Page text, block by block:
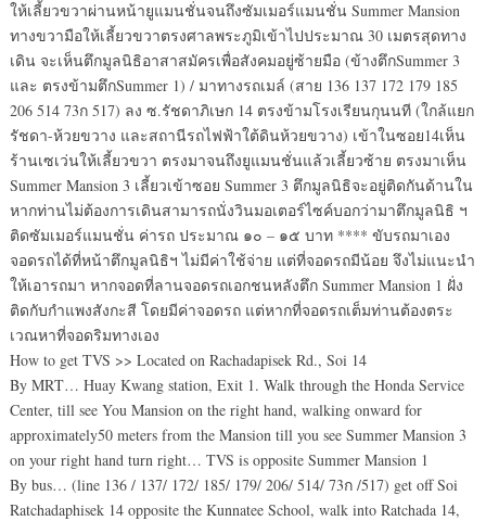
ให้เลี้ยวขวาผ่านหน้ายูแมนชั่นจนถึงซัมเมอร์แมนชั่น Summer Mansion
ทางขวามือให้เลี้ยวขวาตรงศาลพระภูมิเข้าไปประมาณ 30 เมตรสุดทาง
เดิน จะเห็นตึกมูลนิธิอาสาสมัครเพื่อสังคมอยู่ซ้ายมือ (ข้างตึกSummer 3
และ ตรงข้ามตึกSummer 1) / มาทางรถเมล์ (สาย 136 137 172 179 185
206 514 73ก 517) ลง ซ.รัชดาภิเษก 14 ตรงข้ามโรงเรียนกุนนที (ใกล้แยก
รัชดา-ห้วยขวาง และสถานีรถไฟฟ้าใต้ดินห้วยขวาง) เข้าในซอย14เห็น
ร้านเซเว่นให้เลี้ยวขวา ตรงมาจนถึงยูแมนชั่นแล้วเลี้ยวซ้าย ตรงมาเห็น
Summer Mansion 3 เลี้ยวเข้าซอย Summer 3 ตึกมูลนิธิจะอยู่ติดกันด้านใน
หากท่านไม่ต้องการเดินสามารถนั่งวินมอเตอร์ไซค์บอกว่ามาตึกมูลนิธิ ฯ
ติดซัมเมอร์แมนชั่น ค่ารถ ประมาณ ๑๐ – ๑๕ บาท **** ขับรถมาเอง
จอดรถได้ที่หน้าตึกมูลนิธิฯ ไม่มีค่าใช้จ่าย แต่ที่จอดรถมีน้อย จึงไม่แนะนำ
ให้เอารถมา หากจอดที่ลานจอดรถเอกชนหลังตึก Summer Mansion 1 ฝั่ง
ติดกับกำแพงสังกะสี โดยมีค่าจอดรถ แต่หากที่จอดรถเต็มท่านต้องตระ
เวณหาที่จอดริมทางเอง
How to get TVS >> Located on Rachadapisek Rd., Soi 14
By MRT… Huay Kwang station, Exit 1. Walk through the Honda Service
Center, till see You Mansion on the right hand, walking onward for
approximately50 meters from the Mansion till you see Summer Mansion 3
on your right hand turn right… TVS is opposite Summer Mansion 1
By bus… (line 136 / 137/ 172/ 185/ 179/ 206/ 514/ 73ก /517) get off Soi
Ratchadaphisek 14 opposite the Kunnatee School, walk into Ratchada 14,